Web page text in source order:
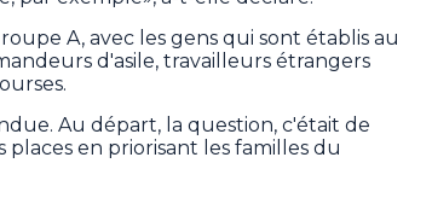
A, avec les gens qui sont établis au
d'asile, travailleurs étrangers
Au départ, la question, c'était de
places en priorisant les familles du